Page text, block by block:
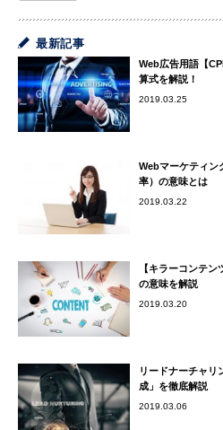
最新記事
Web広告用語【
算式を解説！
2019.03.25
Webマーケティン
率）の意味とは
2019.03.22
【キラーコンテ
の意味を解説
2019.03.20
リードナーチャリ
成」を徹底解説
2019.03.06